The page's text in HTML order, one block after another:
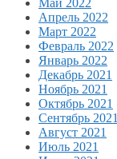
Май 2022
Апрель 2022
Март 2022
Февраль 2022
Январь 2022
Декабрь 2021
Ноябрь 2021
Октябрь 2021
Сентябрь 2021
Август 2021
Июль 2021